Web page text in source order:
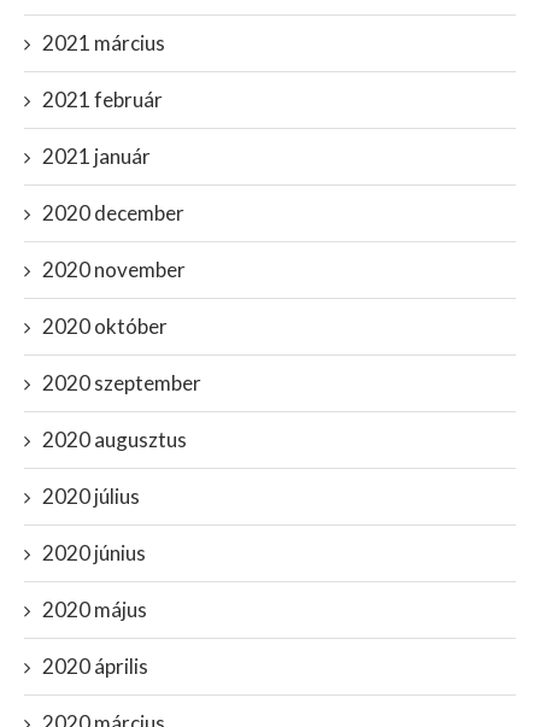
2021 március
2021 február
2021 január
2020 december
2020 november
2020 október
2020 szeptember
2020 augusztus
2020 július
2020 június
2020 május
2020 április